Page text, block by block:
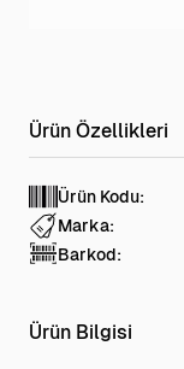
Ürün Kodu:
Marka:
Barkod:
Ürün Bilgisi